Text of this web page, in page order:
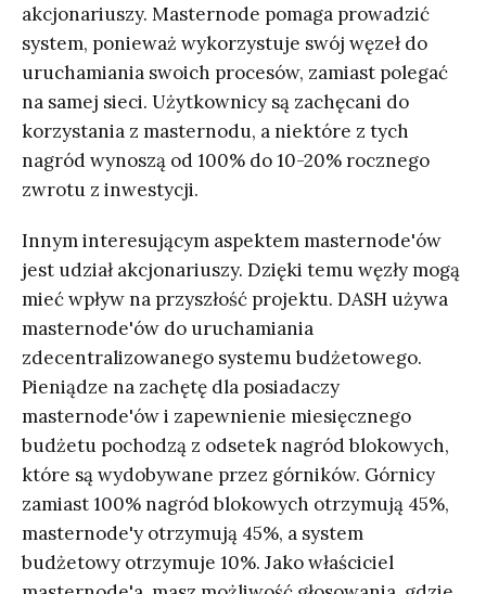
akcjonariuszy. Masternode pomaga prowadzić
system, ponieważ wykorzystuje swój węzeł do
uruchamiania swoich procesów, zamiast polegać
na samej sieci. Użytkownicy są zachęcani do
korzystania z masternodu, a niektóre z tych
nagród wynoszą od 100% do 10-20% rocznego
zwrotu z inwestycji.
Innym interesującym aspektem masternode'ów
jest udział akcjonariuszy. Dzięki temu węzły mogą
mieć wpływ na przyszłość projektu. DASH używa
masternode'ów do uruchamiania
zdecentralizowanego systemu budżetowego.
Pieniądze na zachętę dla posiadaczy
masternode'ów i zapewnienie miesięcznego
budżetu pochodzą z odsetek nagród blokowych,
które są wydobywane przez górników. Górnicy
zamiast 100% nagród blokowych otrzymują 45%,
masternode'y otrzymują 45%, a system
budżetowy otrzymuje 10%. Jako właściciel